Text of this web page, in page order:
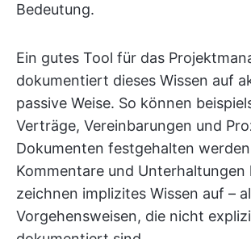
Bedeutung.
Ein gutes Tool für das
dokumentiert dieses Wissen auf
passive Weise. So können
Verträge, Vereinbarungen und
Dokumenten festgehalten
Kommentare und Unterhaltungen
zeichnen implizites Wissen auf –
Vorgehensweisen, die nicht